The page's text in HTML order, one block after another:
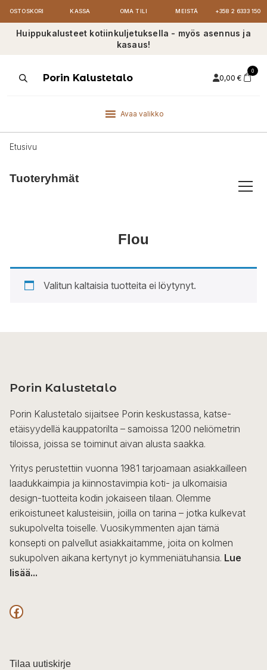
OSTOSKORI KASSA OMA TILI MEISTÄ +358 2 6333 150
Huippukalusteet kotiinkuljetuksella - myös asennus ja
kasaus!
ProductsPorin Kalustetalo 0,00 €
0
Avaa valikko
Etusivu
Tuoteryhmät
Flou
Valitun kaltaisia tuotteita ei löytynyt.
Porin Kalustetalo
Porin Kalustetalo sijaitsee Porin keskustassa, katse-
etäisyydellä kauppatorilta – samoissa 1200 neliömetrin
tiloissa, joissa se toiminut aivan alusta saakka.
Yritys perustettiin vuonna 1981 tarjoamaan asiakkailleen
laadukkaimpia ja kiinnostavimpia koti- ja ulkomaisia
design-tuotteita kodin jokaiseen tilaan. Olemme
erikoistuneet kalusteisiin, joilla on tarina – jotka kulkevat
sukupolvelta toiselle. Vuosikymmenten ajan tämä
konsepti on palvellut asiakkaitamme, joita on kolmen
sukupolven aikana kertynyt jo kymmeniätuhansia. Lue
lisää...
F
c
Tilaa uutiskirje